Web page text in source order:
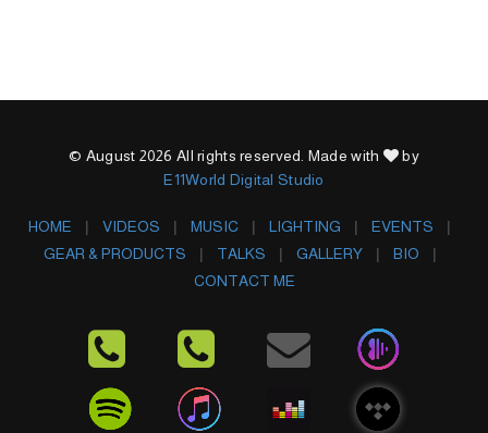
© August 2026 All rights reserved. Made with
by
E11World Digital Studio
HOME VIDEOS MUSIC LIGHTING
EVENTS
GEAR & PRODUCTS
TALKS GALLERY
BIO
CONTACT ME